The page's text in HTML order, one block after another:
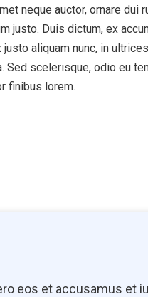
neque auctor, ornare dui
justo. Duis dictum, ex
aliquam nunc, in
Sed scelerisque, odio eu
finibus lorem.
eos et accusamus et